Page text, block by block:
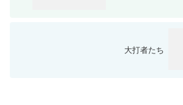
大打者たち